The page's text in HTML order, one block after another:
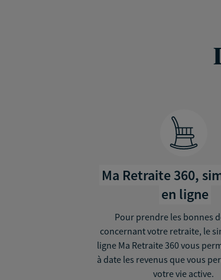
Ma Retraite 360,
en ligne
Pour prendre les bonnes
concernant votre retraite, le
ligne Ma Retraite 360 vous
à date les revenus que vous
votre vie active.